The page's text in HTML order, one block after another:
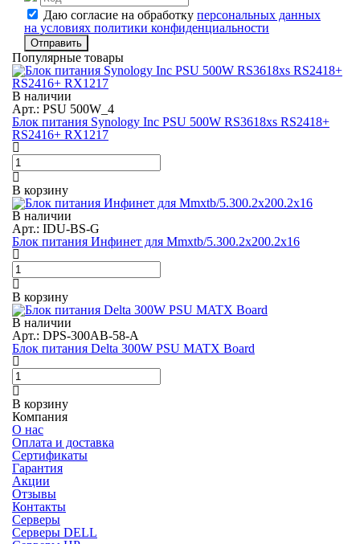
Даю согласие на обработку персональных данных
на условиях политики конфиденциальности
Отправить
Популярные товары
В наличии
Арт.: PSU 500W_4
Блок питания Synology Inc PSU 500W RS3618xs RS2418+
RS2416+ RX1217
В корзину
В наличии
Арт.: IDU-BS-G
Блок питания Инфинет для Mmxtb/5.300.2x200.2x16
В корзину
В наличии
Арт.: DPS-300AB-58-A
Блок питания Delta 300W PSU MATX Board
В корзину
Компания
О нас
Оплата и доставка
Сертификаты
Гарантия
Акции
Отзывы
Контакты
Серверы
Серверы DELL